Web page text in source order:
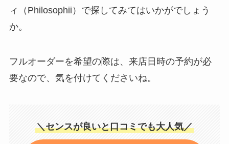
ィ（Philosophii）で探してみてはいかがでしょう
か。
フルオーダーを希望の際は、来店日時の予約が必
要なので、気を付けてくださいね。
＼センスが良いと口コミでも大人気／